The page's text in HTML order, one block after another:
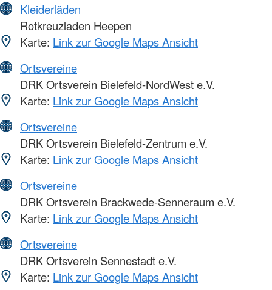
Kleiderläden
Rotkreuzladen Heepen
Karte: Link zur Google Maps Ansicht
Ortsvereine
DRK Ortsverein Bielefeld-NordWest e.V.
Karte: Link zur Google Maps Ansicht
Ortsvereine
DRK Ortsverein Bielefeld-Zentrum e.V.
Karte: Link zur Google Maps Ansicht
Ortsvereine
DRK Ortsverein Brackwede-Senneraum e.V.
Karte: Link zur Google Maps Ansicht
Ortsvereine
DRK Ortsverein Sennestadt e.V.
Karte: Link zur Google Maps Ansicht